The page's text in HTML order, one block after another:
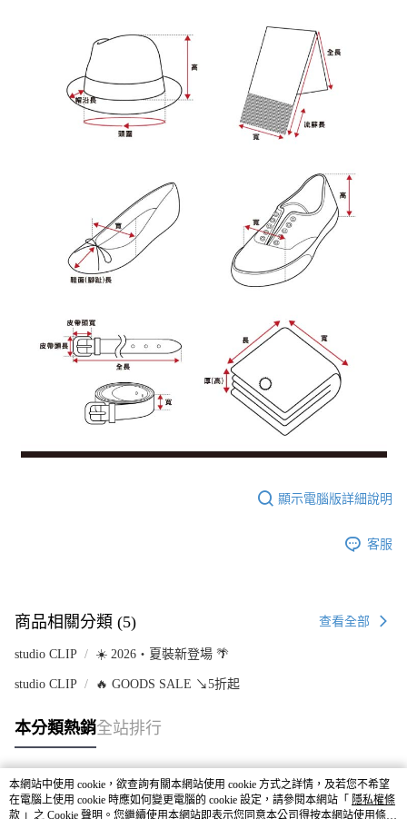
顯示電腦版詳細說明
客服
商品相關分類 (5) 查看全部
studio CLIP ☀️ 2026・夏裝新登場 🌴
studio CLIP 🔥 GOODS SALE ↘5折起
本分類熱銷全站排行
熱門標籤
本網站中使用 cookie，欲查詢有關本網站使用 cookie 方式之詳情，及若您不希望
在電腦上使用 cookie 時應如何變更電腦的 cookie 設定，請參閱本網站「 隱私權條
款 」之 Cookie 聲明。您繼續使用本網站即表示您同意本公司得按本網站使用條款